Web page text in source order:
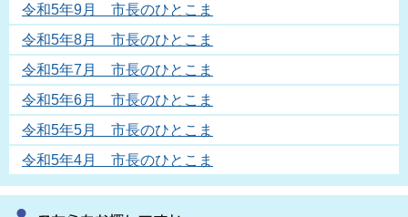
令和5年9月 市長のひとこま
令和5年8月 市長のひとこま
令和5年7月 市長のひとこま
令和5年6月 市長のひとこま
令和5年5月 市長のひとこま
令和5年4月 市長のひとこま